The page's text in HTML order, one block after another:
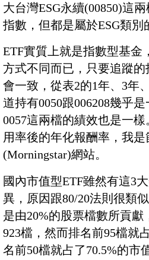
大台灣ESG永續(00850)這
指數，但都是屬於ESG類別
ETF實質上就是指數型基金
方式不同而已，只要追蹤
會一致，從表2的1年、3年
道持有0050跟006208幾乎
0057這兩檔的績效也是一
用率後的年化報酬率，我是
(Morningstar)網站。
國內市值型ETF雖然有這3
異，原因跟80/20法則很類
是由20%的股票檔數所貢
923檔，然而排名前95檔就
名前50檔就占了70.5%的市